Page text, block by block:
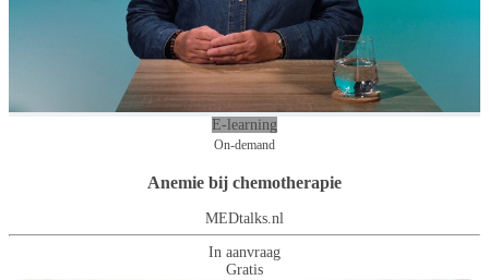
E-learning
On-demand
Anemie bij chemotherapie
MEDtalks.nl
In aanvraag
Gratis